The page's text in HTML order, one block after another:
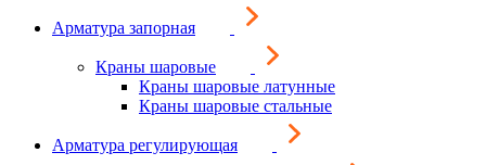
Арматура запорная
Краны шаровые
Краны шаровые латунные
Краны шаровые стальные
Арматура регулирующая